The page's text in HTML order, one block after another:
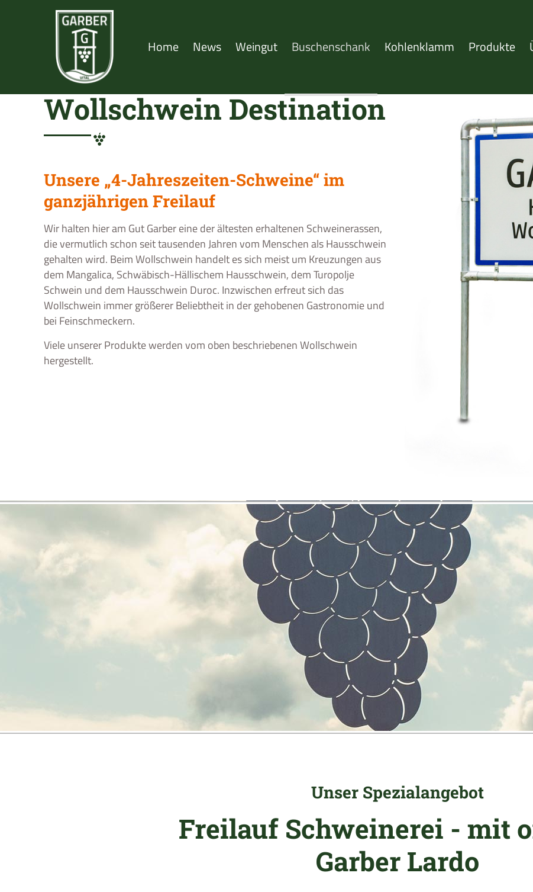
Home News Weingut Buschenschank Kohlenklamm Produkte
Wollschwein Destination
Unsere „4-Jahreszeiten-Schweine“ im
ganzjährigen Freilauf
Wir halten hier am Gut Garber eine der ältesten erhaltenen Schweinerassen,
die vermutlich schon seit tausenden Jahren vom Menschen als Hausschwein
gehalten wird. Beim Wollschwein handelt es sich meist um Kreuzungen aus
dem Mangalica, Schwäbisch-Hällischem Hausschwein, dem Turopolje
Schwein und dem Hausschwein Duroc. Inzwischen erfreut sich das
Wollschwein immer größerer Beliebtheit in der gehobenen Gastronomie und
bei Feinschmeckern.
Viele unserer Produkte werden vom oben beschriebenen Wollschwein
hergestellt.
Unser Spezialangebot
Freilauf Schweinerei - mit
Garber Lardo